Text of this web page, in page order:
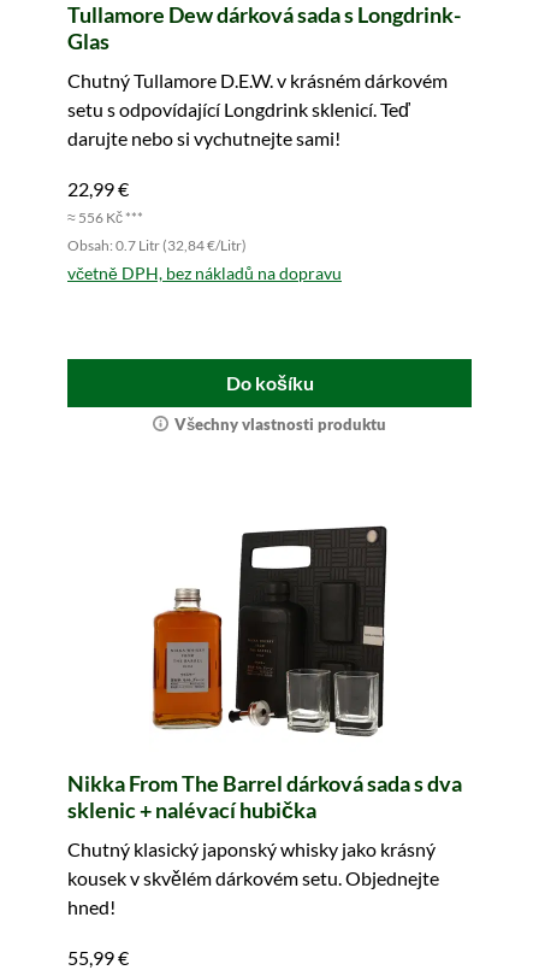
Tullamore Dew dárková sada s Longdrink-
Glas
Chutný Tullamore D.E.W. v krásném dárkovém
setu s odpovídající Longdrink sklenicí. Teď
darujte nebo si vychutnejte sami!
22,99 €
≈ 556 Kč ***
Obsah: 0.7 Litr (32,84 €/Litr)
včetně DPH, bez nákladů na dopravu
Do košíku
Všechny vlastnosti produktu
Nikka From The Barrel dárková sada s dva
sklenic + nalévací hubička
Chutný klasický japonský whisky jako krásný
kousek v skvělém dárkovém setu. Objednejte
hned!
55,99 €